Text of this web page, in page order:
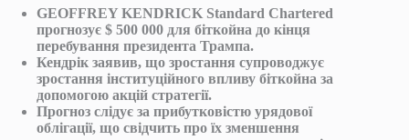
GEOFFREY KENDRICK Standard Chartered
прогнозує $ 500 000 для біткойна до кінця
перебування президента Трампа.
Кендрік заявив, що зростання супроводжує
зростання інституційного впливу біткойна за
допомогою акцій стратегії.
Прогноз слідує за прибутковістю урядової
облігації, що свідчить про їх зменшення